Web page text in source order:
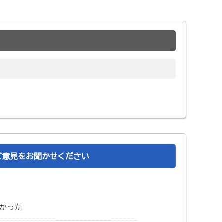
見をお聞かせください
った